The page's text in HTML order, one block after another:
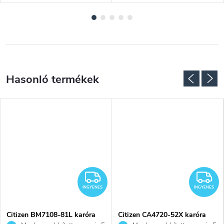
INGYENES
INGYENES
Citizen BM7108-81L karóra
INGYENES
Citizen CA4720-52X karóra